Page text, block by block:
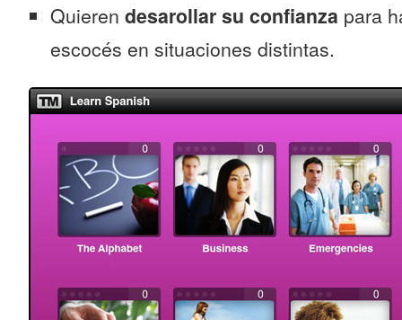
Quieren desarollar su confianza para
escocés en situaciones distintas.